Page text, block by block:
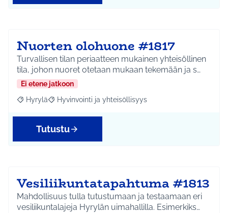
Nuorten olohuone #1817
Turvallisen tilan periaatteen mukainen yhteisöllinen
tila, johon nuoret otetaan mukaan tekemään ja s…
Ei etene jatkoon
Rajaa tulokset aihepiirin mukaan: Hyrylä
Hyrylä Rajaa tulokset teeman mukaan: Hyvinvointi ja
Hyvinvointi ja yhteisöllisyys
Tutustu
Vesiliikuntatapahtuma #1813
Mahdollisuus tulla tutustumaan ja testaamaan eri
vesiliikuntalajeja Hyrylän uimahallilla. Esimerkiks…